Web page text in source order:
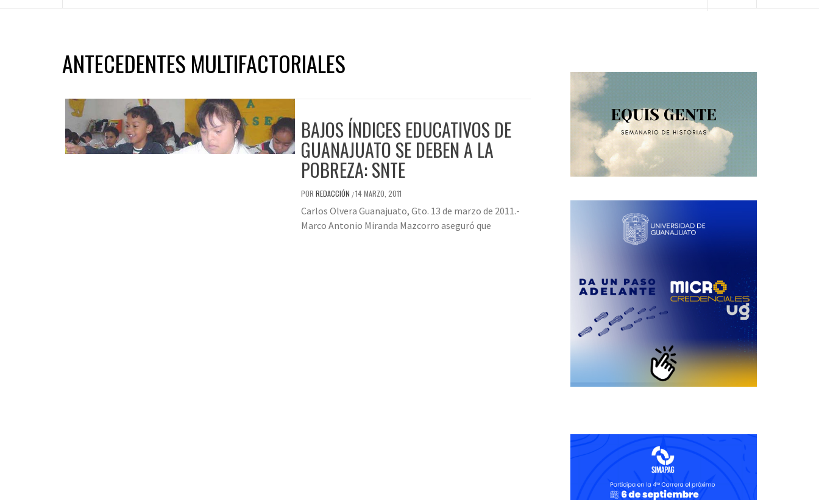
ANTECEDENTES MULTIFACTORIALES
BAJOS ÍNDICES EDUCATIVOS DE
GUANAJUATO SE DEBEN A LA
POBREZA: SNTE
POR REDACCIÓN /14 MARZO, 2011
Carlos Olvera Guanajuato, Gto. 13 de marzo de 2011.-
Marco Antonio Miranda Mazcorro aseguró que